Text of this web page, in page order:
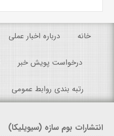
خانه درباره اخبار عملی
درخواست پویش خبر
رتبه بندی روابط عمومی
انتشارات بوم سازه (سیویلیکا)